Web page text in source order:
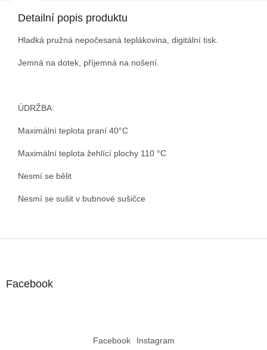
Detailní popis produktu
Hladká pružná nepočesaná teplákovina, digitální tisk.
Jemná na dotek, příjemná na nošení.
ÚDRŽBA:
Maximální teplota praní 40°C
Maximální teplota žehlící plochy 110 °C
Nesmí se bělit
Nesmí se sušit v bubnové sušičce
Facebook
Facebook Instagram